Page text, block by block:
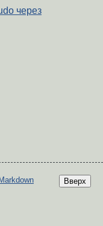
через
Вверх